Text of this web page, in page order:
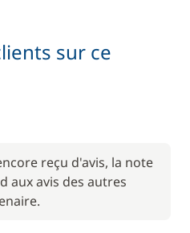
sur ce
reçu d'avis, la note
aux avis des autres